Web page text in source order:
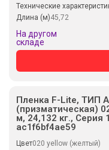
Технические
Длина (м)45,72
На другом
складе
Пленка F-Lite, ТИП
(призматическая)
м, 24,132 кг.,
ac1f6bf4ae59
Цвет020 yellow (желтый)